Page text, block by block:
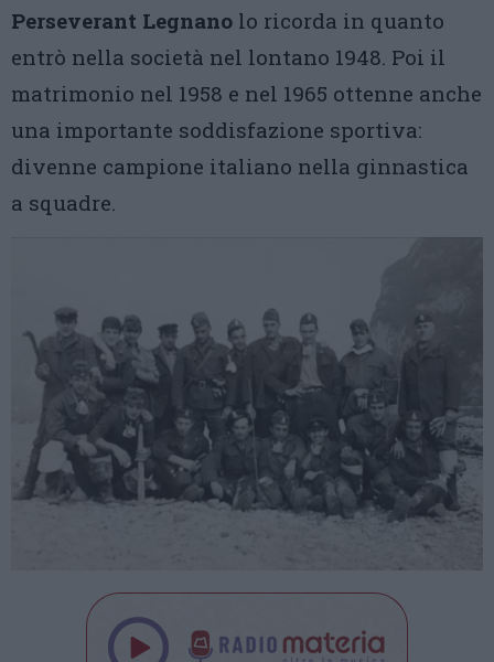
Perseverant Legnano lo ricorda in quanto
entrò nella società nel lontano 1948. Poi il
matrimonio nel 1958 e nel 1965 ottenne anche
una importante soddisfazione sportiva:
divenne campione italiano nella ginnastica
a squadre.